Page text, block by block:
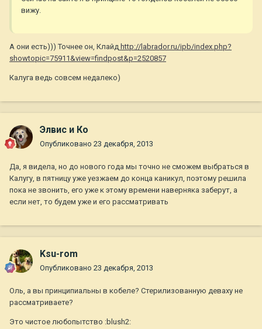
вижу.
А они есть))) Точнее он, Клайд http://labrador.ru/ipb/index.php?
showtopic=75911&view=findpost&p=2520857
Калуга ведь совсем недалеко)
Элвис и Ко
Опубликовано 23 декабря, 2013
Да, я видела, но до нового года мы точно не сможем выбраться в
Калугу, в пятницу уже уезжаем до конца каникул, поэтому решила
пока не звонить, его уже к этому времени наверняка заберут, а
если нет, то будем уже и его рассматривать
Ksu-rom
Опубликовано 23 декабря, 2013
Оль, а вы принципиальны в кобеле? Стерилизованную деваху не
рассматриваете?
Это чистое любопытство :blush2: